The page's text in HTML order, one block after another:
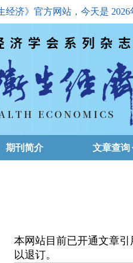
经济》官方网站，今天是
期刊简介 文章查询
下载排名
本网站目前已开通文章
以退订。